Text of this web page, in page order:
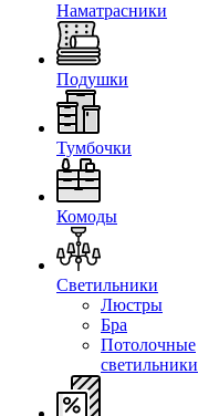
Наматрасники
Подушки
Тумбочки
Комоды
Светильники
Люстры
Бра
Потолочные
светильники